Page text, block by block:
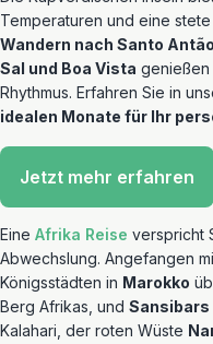
Temperaturen und eine
Wandern nach Santo Antão
Sal und Boa Vista genießen
Rhythmus. Erfahren Sie in
idealen Monate für Ihr
Jetzt mehr erfahren
Eine Afrika Reise verspricht
Abwechslung. Angefangen
Königsstädten in Marokko
Berg Afrikas, und Sansibars
Kalahari, der roten Wüste